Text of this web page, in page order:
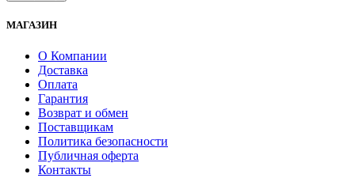
МАГАЗИН
О Компании
Доставка
Оплата
Гарантия
Возврат и обмен
Поставщикам
Политика безопасности
Публичная оферта
Контакты